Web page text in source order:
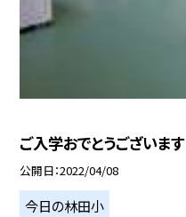
ご入学おでとうございます
公開日 2022/04/08
今日の林田小